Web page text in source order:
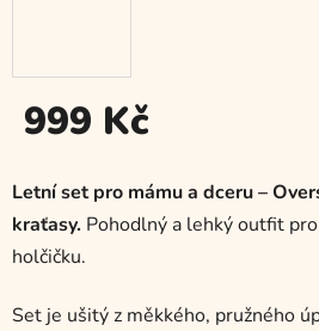
999 Kč
cena:
Letní set pro mámu a dceru –
kraťasy. Pohodlný a lehký outfit
holčičku.
Set je ušitý z měkkého, pružného